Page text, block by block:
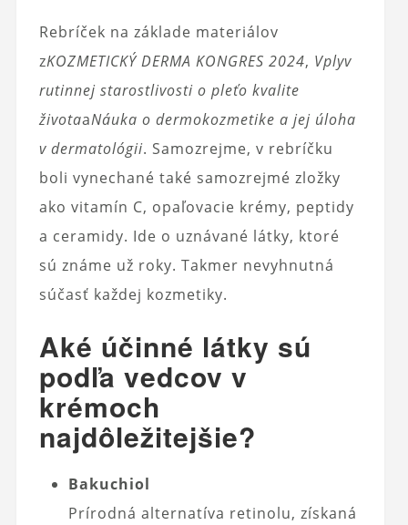
Rebríček na základe materiálov
zKOZMETICKÝ DERMA KONGRES 2024, Vplyv
rutinnej starostlivosti o pleťo kvalite
životaaNáuka o dermokozmetike a jej úloha
v dermatológii. Samozrejme, v rebríčku
boli vynechané také samozrejmé zložky
ako vitamín C, opaľovacie krémy, peptidy
a ceramidy. Ide o uznávané látky, ktoré
sú známe už roky. Takmer nevyhnutná
súčasť každej kozmetiky.
Aké účinné látky sú
podľa vedcov v
krémoch
najdôležitejšie?
Bakuchiol
Prírodná alternatíva retinolu, získaná